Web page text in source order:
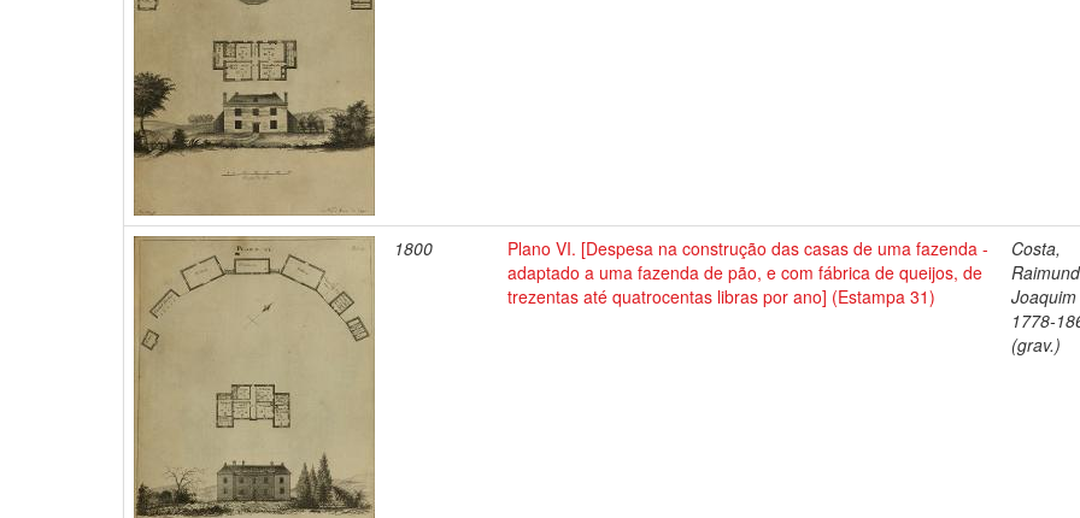
1800
Plano VI. [Despesa na construção das casas de uma fazenda -
adaptado a uma fazenda de pão, e com fábrica de queijos, de
trezentas até quatrocentas libras por ano] (Estampa 31)
Costa,
Joaquim
1778-
(grav.)